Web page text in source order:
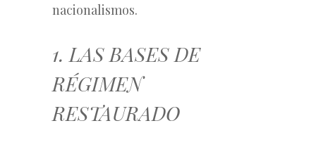
nacionalismos.
1. LAS BASES DE
RÉGIMEN
RESTAURADO